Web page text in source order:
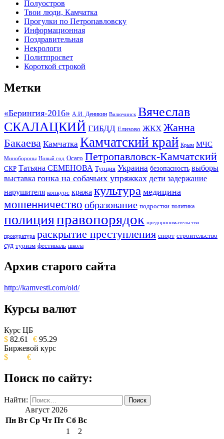
Полуостров
Твои люди, Камчатка
Прогулки по Петропавловску
Информационная
Поздравительная
Некрологи
Политпросвет
Короткой строкой
Метки
«Берингия-2016» А.И. Деникин Вилючинск Вячеслав
СКАЛАЦКИЙ ГИБДД Елизово ЖКХ Жанна
Бакаева Камчатка Камчатский край Крым МЧС
Минобороны Новый год Осаго Петропавловск-Камчатский
СКР Татьяна СЕМЕНОВА Турция Украина безопасность выборы
выставка гонка на собачьих упряжках дети задержание
нарушителя конкурс кража культура медицина
мошенничество образование подростки политика
полицияправопорядок предпринимательство
прокуратура раскрытие преступления спорт строительство
суд туризм фестиваль школа
Архив старого сайта
http://kamvesti.com/old/
ОБЩЕСТВЕННО-ПОЛИТИЧЕСКОЕ
ИЗДАНИЕ КАМЧАТСКОГО КРАЯ.
Курсы валют
Курс ЦБ
$ 82.61 € 95.29
Биржевой курс
$
€
Поиск по сайту:
Найти:
Август 2026
Пн Вт Ср Чт Пт Сб Вс
1
2